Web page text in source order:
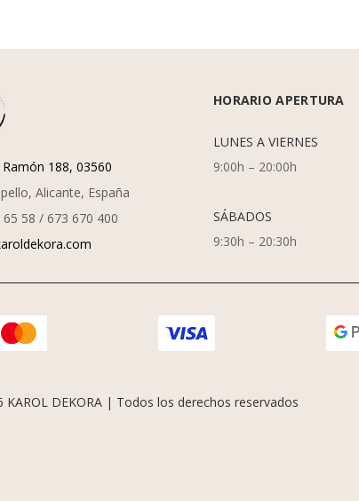
188, 03560
Alicante, España
65 58 / 673 670 400
HORARIO APERTURA
LUNES A VIERNES
9:00h – 20:00h
SÁBADOS
9:30h – 20:30h
KAROL DEKORA | Todos los derechos reservados